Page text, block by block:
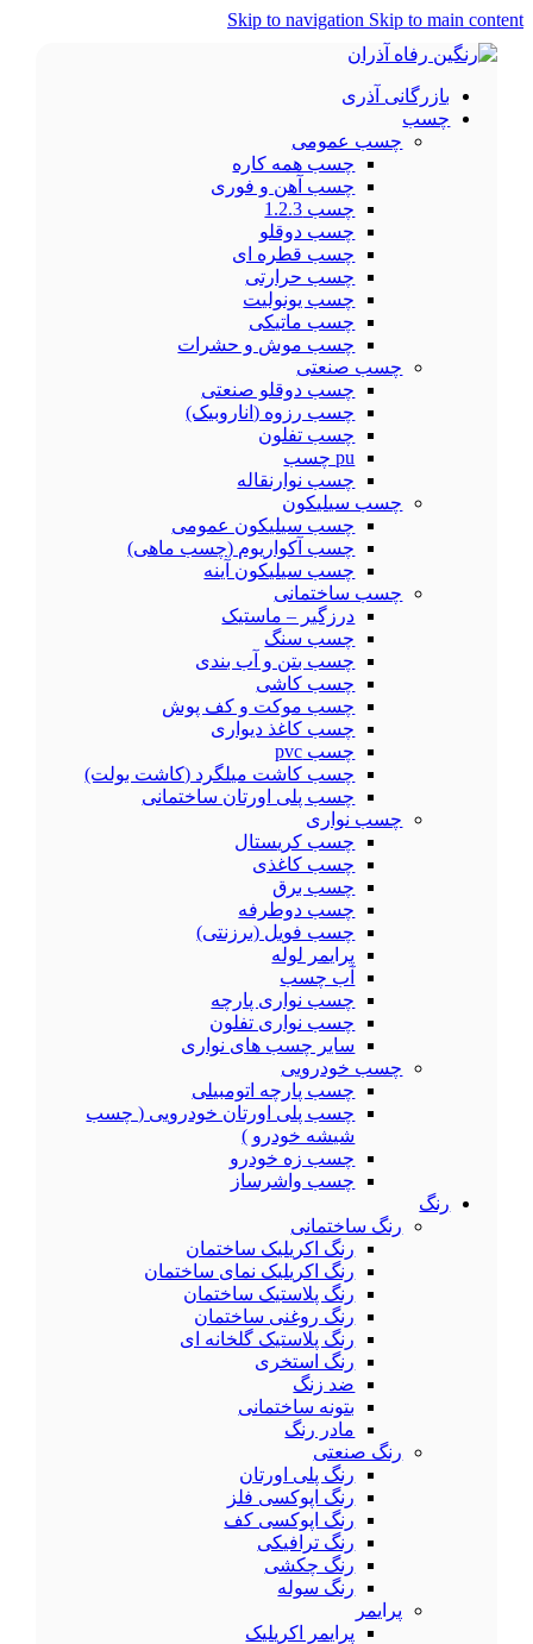
Skip to navigation Skip to main content
بازرگانی آذری
چسب
چسب عمومی
چسب همه کاره
چسب آهن و فوری
چسب 1.2.3
چسب دوقلو
چسب قطره ای
چسب حرارتی
چسب یونولیت
چسب ماتیکی
چسب موش و حشرات
چسب صنعتی
چسب دوقلو صنعتی
چسب رزوه (اناروبیک)
چسب تفلون
pu چسب
چسب نوارنقاله
چسب سیلیکون
چسب سیلیکون عمومی
چسب آکواریوم (چسب ماهی)
چسب سیلیکون آینه
چسب ساختمانی
درزگیر – ماستیک
چسب سنگ
چسب بتن و آب بندی
چسب کاشی
چسب موکت و کف پوش
چسب کاغذ دیواری
چسب pvc
چسب کاشت میلگرد (کاشت بولت)
چسب پلی اورتان ساختمانی
چسب نواری
چسب کریستال
چسب کاغذی
چسب برق
چسب دوطرفه
چسب فویل (برزنتی)
پرایمر لوله
آب چسب
چسب نواری پارچه
چسب نواری تفلون
سایر چسب های نواری
چسب خودرویی
چسب پارچه اتومبیلی
چسب پلی اورتان خودرویی ( چسب
شیشه خودرو )
چسب زه خودرو
چسب واشرساز
رنگ
رنگ ساختمانی
رنگ اکریلیک ساختمان
رنگ اکریلیک نمای ساختمان
رنگ پلاستیک ساختمان
رنگ روغنی ساختمان
رنگ پلاستیک گلخانه ای
رنگ استخری
ضد زنگ
بتونه ساختمانی
مادر رنگ
رنگ صنعتی
رنگ پلی اورتان
رنگ اپوکسی فلز
رنگ اپوکسی کف
رنگ ترافیکی
رنگ چکشی
رنگ سوله
پرایمر
پرایمر اکریلیک